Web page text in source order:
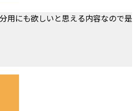
用にも欲しいと思える内容なので是